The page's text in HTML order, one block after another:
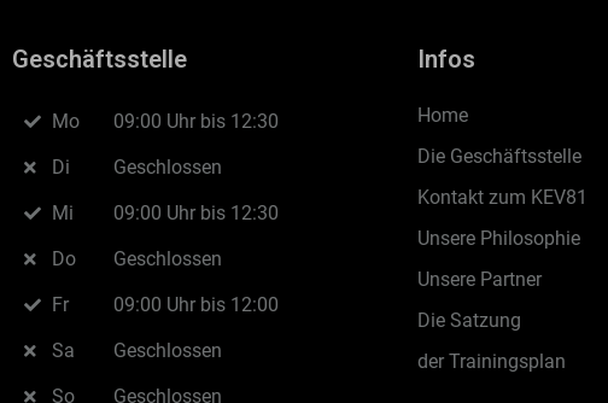
Geschäftsstelle
Mo
Di
Mi
Do
Fr
Sa
So
09:00 Uhr bis 12:30
Geschlossen
09:00 Uhr bis 12:30
Geschlossen
09:00 Uhr bis 12:00
Geschlossen
Geschlossen
Infos
Home
Die Geschäftsstelle
Kontakt zum KEV81
Unsere Philosophie
Unsere Partner
Die Satzung
der Trainingsplan